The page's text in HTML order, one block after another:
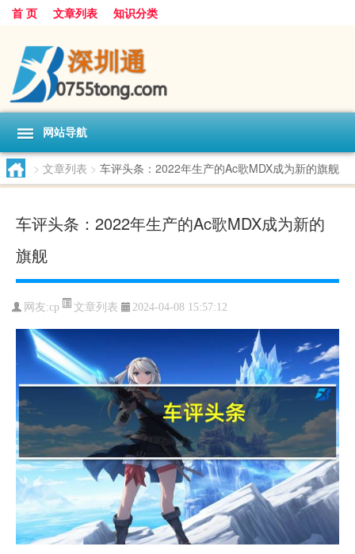
首 页 文章列表 知识分类
网站导航
> 文章列表 > 车评头条：2022年生产的Ac歌MDX成为新的旗舰
车评头条：2022年生产的Ac歌MDX成为新的
旗舰
网友:cp 文章列表 2024-04-08 15:57:12